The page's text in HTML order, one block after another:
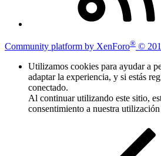
Community platform by XenForo® ©
Utilizamos cookies para ayudar a
adaptar la experiencia, y si estás
conectado.
Al continuar utilizando este sitio,
consentimiento a nuestra